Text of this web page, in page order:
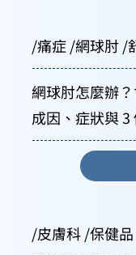
/痛症 /網球肘 /
網球肘怎麼辦
成因、症狀與 3
/皮膚科 /保健